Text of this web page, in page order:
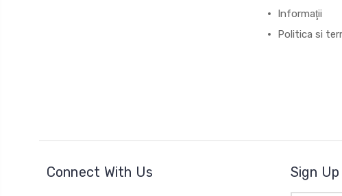
Informaţii
Politica si
Connect With Us Sign